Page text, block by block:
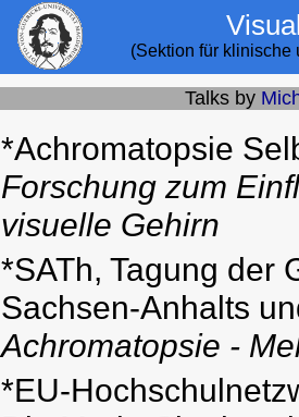
(Sektion für
Talks by
*Achromatopsie
Forschung zum
visuelle Gehirn
*SATh, Tagung der
Sachsen-Anhalts
Achromatopsie -
*EU-